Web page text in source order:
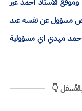
مسؤول عن نفسه عند
احمد مهدي اي مسؤولية
👇